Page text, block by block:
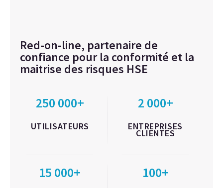
Red-on-line, partenaire de
confiance pour la conformité et la
maitrise des risques HSE
250 000+
UTILISATEURS
2 000+
ENTREPRISES
CLIENTES
15 000+ 100+